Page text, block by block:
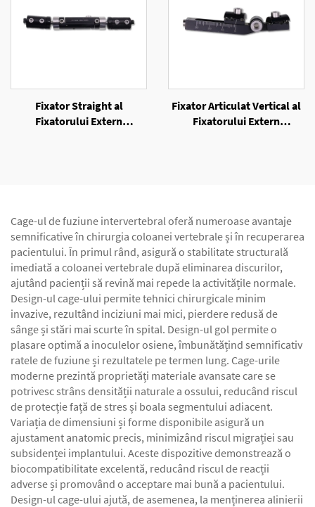
Fixator Straight al
Fixatorului Extern
Fixator Articulat Vertical al
Fixatorului Extern
Cage-ul de fuziune intervertebral oferă numeroase avantaje
semnificative în chirurgia coloanei vertebrale și în recuperarea
pacientului. În primul rând, asigură o stabilitate structurală
imediată a coloanei vertebrale după eliminarea discurilor,
ajutând pacienții să revină mai repede la activitățile normale.
Design-ul cage-ului permite tehnici chirurgicale minim
invazive, rezultând inciziuni mai mici, pierdere redusă de
sânge și stări mai scurte în spital. Design-ul gol permite o
plasare optimă a inoculelor osiene, îmbunătățind semnificativ
ratele de fuziune și rezultatele pe termen lung. Cage-urile
moderne prezintă proprietăți materiale avansate care se
potrivesc strâns densității naturale a ossului, reducând riscul
de protecție față de stres și boala segmentului adiacent.
Variația de dimensiuni și forme disponibile asigură un
ajustament anatomic precis, minimizând riscul migrației sau
subsidenței implantului. Aceste dispozitive demonstrează o
biocompatibilitate excelentă, reducând riscul de reacții
adverse și promovând o acceptare mai bună a pacientului.
Design-ul cage-ului ajută, de asemenea, la menținerea alinierii